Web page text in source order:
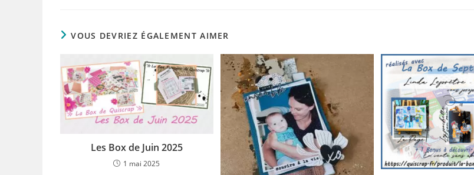
VOUS DEVRIEZ ÉGALEMENT AIMER
Les Box de Juin 2025
1 mai 2025